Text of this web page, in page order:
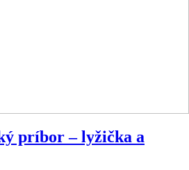
príbor – lyžička a